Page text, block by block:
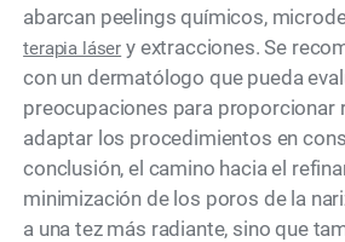
abarcan peelings químicos,
terapia láser y extracciones. Se
con un dermatólogo que pueda
preocupaciones para proporcionar
adaptar los procedimientos en
conclusión, el camino hacia el
minimización de los poros de la
a una tez más radiante, sino que